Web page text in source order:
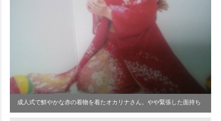
成人式で鮮やかな赤の着物を着たオカリナさん。やや緊張した面持ち